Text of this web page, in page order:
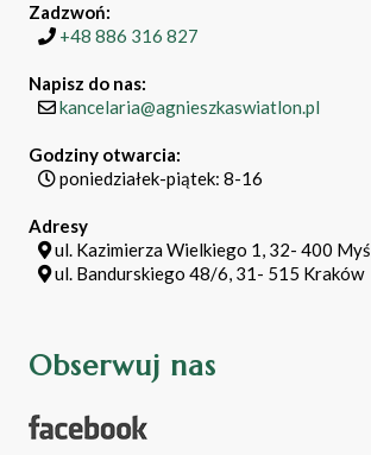
Zadzwoń:
+48 886 316 827
Napisz do nas:
kancelaria@agnieszkaswiatlon.pl
Godziny otwarcia:
poniedziałek-piątek: 8-16
Adresy
ul. Kazimierza Wielkiego 1, 32- 400
ul. Bandurskiego 48/6, 31- 515 Kraków
Obserwuj nas